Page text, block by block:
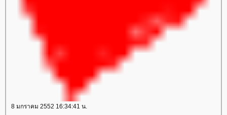
8 มกราคม 2552 16:34:41 น.